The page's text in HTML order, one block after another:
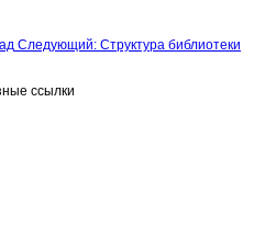
Следующий: Структура библиотеки
ссылки